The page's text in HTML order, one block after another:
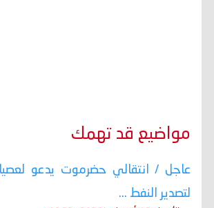
مواضيع قد تهمك
عاجل / انتقالي حضرموت يدعو
لتصدير النفط ...